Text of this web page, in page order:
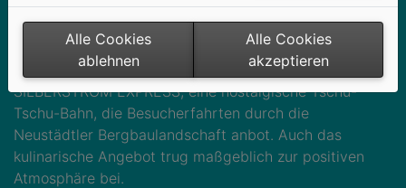
Silberstromer. Den dritten Platz belegten die Blue
Abseits des Wassers begeisterte der neue
SILBERSTROM EXPRESS, eine nostalgische Tschu-
Tschu-Bahn, die Besucherfahrten durch die
Neustädtler Bergbaulandschaft anbot. Auch das
kulinarische Angebot trug maßgeblich zur positiven
Atmosphäre bei.
Alle Cookies
ablehnen
Alle Cookies
akzeptieren